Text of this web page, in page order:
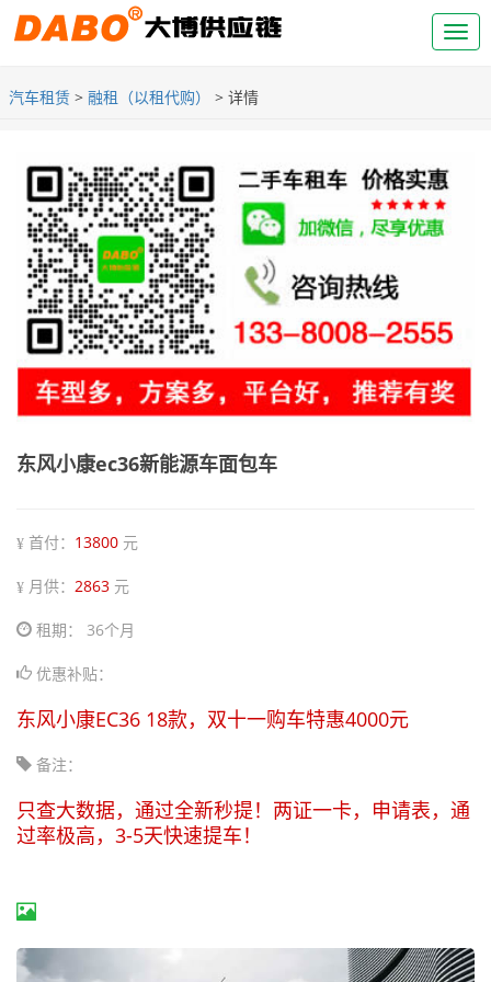
汽车租赁 > 融租（以租代购） > 详情
东风小康ec36新能源车面包车
首付： 13800 元
月供： 2863 元
租期： 36个月
优惠补贴：
东风小康EC36 18款，双十一购车特惠4000元
备注：
只查大数据，通过全新秒提！两证一卡，申请表，通
过率极高，3-5天快速提车！